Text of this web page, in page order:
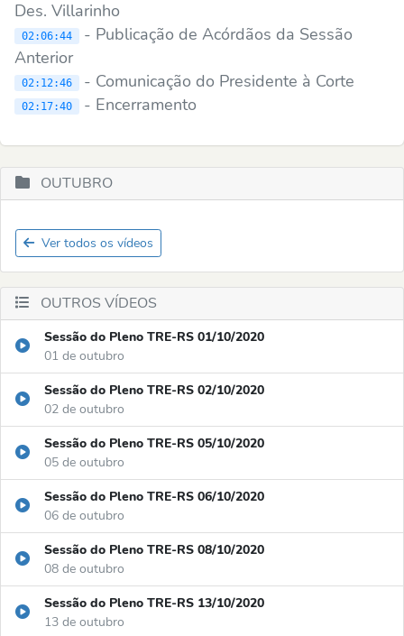
Des. Villarinho
02:06:44
- Publicação de Acórdãos da Sessão
Anterior
02:12:46 - Comunicação do Presidente à Corte
02:17:40 - Encerramento
OUTUBRO
Ver todos os vídeos
OUTROS VÍDEOS
Sessão do Pleno TRE-RS 01/10/2020
01 de outubro
Sessão do Pleno TRE-RS 02/10/2020
02 de outubro
Sessão do Pleno TRE-RS 05/10/2020
05 de outubro
Sessão do Pleno TRE-RS 06/10/2020
06 de outubro
Sessão do Pleno TRE-RS 08/10/2020
08 de outubro
Sessão do Pleno TRE-RS 13/10/2020
13 de outubro